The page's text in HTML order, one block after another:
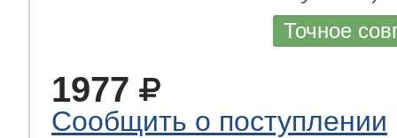
Точное
1977
Сообщить о поступлении